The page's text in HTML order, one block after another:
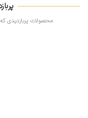
محصولات پربازدیدی